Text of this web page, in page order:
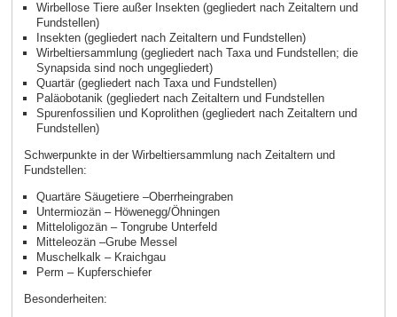
Wirbellose Tiere außer Insekten (gegliedert nach Zeitaltern und
Fundstellen)
Insekten (gegliedert nach Zeitaltern und Fundstellen)
Wirbeltiersammlung (gegliedert nach Taxa und Fundstellen; die
Synapsida sind noch ungegliedert)
Quartär (gegliedert nach Taxa und Fundstellen)
Paläobotanik (gegliedert nach Zeitaltern und Fundstellen
Spurenfossilien und Koprolithen (gegliedert nach Zeitaltern und
Fundstellen)
Schwerpunkte in der Wirbeltiersammlung nach Zeitaltern und
Fundstellen:
Quartäre Säugetiere –Oberrheingraben
Untermiozän – Höwenegg/Öhningen
Mitteloligozän – Tongrube Unterfeld
Mitteleozän –Grube Messel
Muschelkalk – Kraichgau
Perm – Kupferschiefer
Besonderheiten: